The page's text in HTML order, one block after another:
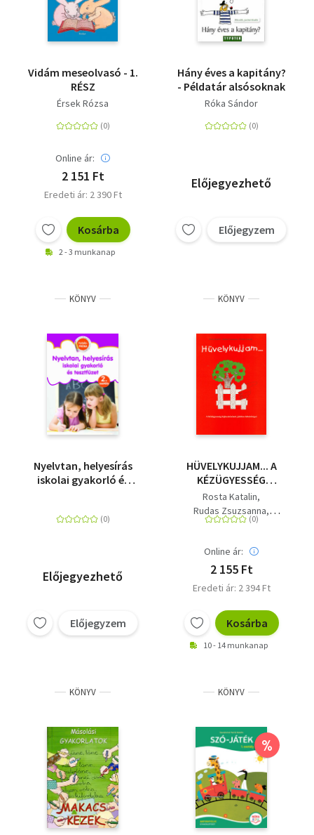
Vidám meseolvasó - 1.
RÉSZ
Érsek Rózsa
Online ár:
2 151 Ft
Eredeti ár: 2 390 Ft
Kosárba
2 - 3 munkanap
Hány éves a kapitány?
- Példatár alsósoknak
Róka Sándor
Előjegyezhető
Előjegyzem
KÖNYV
Nyelvtan, helyesírás
iskolai gyakorló és
Előjegyezhető
Előjegyzem
KÖNYV
HÜVELYKUJJAM... A
KÉZÜGYESSÉG
FEJLESZTÉSÉNEK
JÁTÉKOS LEHETŐSÉGEI
Rosta Katalin
Rudas Zsuzsanna
Kisházi Gergely
Online ár:
2 155 Ft
Eredeti ár: 2 394 Ft
Kosárba
10 - 14 munkanap
KÖNYV KÖNYV
%